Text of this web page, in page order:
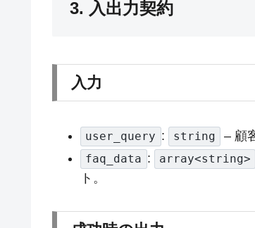
3. 入出力契約
入力
user_query : string – 顧
faq_data : array<string>
ト。